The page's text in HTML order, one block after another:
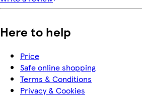
Here to help
Price
Safe online shopping
Terms & Conditions
Privacy & Cookies